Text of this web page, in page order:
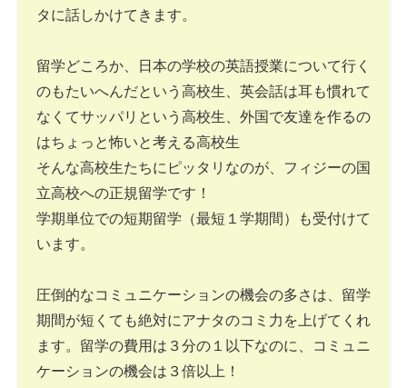
タに話しかけてきます。
留学どころか、日本の学校の英語授業について行く
のもたいへんだという高校生、英会話は耳も慣れて
なくてサッパリという高校生、外国で友達を作るの
はちょっと怖いと考える高校生
そんな高校生たちにピッタリなのが、フィジーの国
立高校への正規留学です！
学期単位での短期留学（最短１学期間）も受付けて
います。
圧倒的なコミュニケーションの機会の多さは、留学
期間が短くても絶対にアナタのコミ力を上げてくれ
ます。留学の費用は３分の１以下なのに、コミュニ
ケーションの機会は３倍以上！